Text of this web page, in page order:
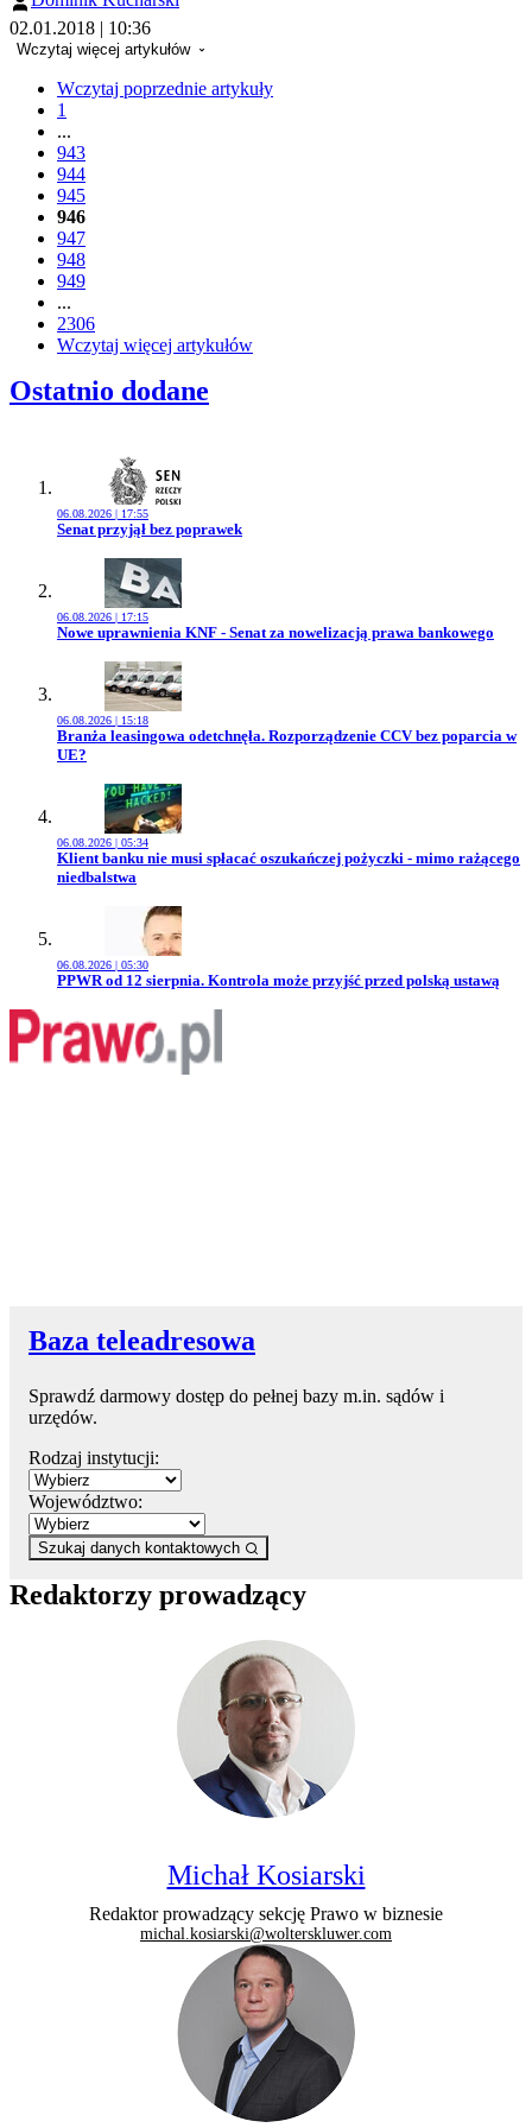
02.01.2018 | 10:36
Wczytaj więcej artykułów
Wczytaj poprzednie artykuły
1
...
943
944
945
946
947
948
949
...
2306
Wczytaj więcej artykułów
Ostatnio dodane
06.08.2026 | 17:55
Przejdź do artykułu:
Senat przyjął bez poprawek
06.08.2026 | 17:15
Przejdź do artykułu:
Nowe uprawnienia KNF - Senat za nowelizacją prawa bankowego
06.08.2026 | 15:18
Przejdź do artykułu:
Branża leasingowa odetchnęła. Rozporządzenie CCV bez poparcia w
UE?
06.08.2026 | 05:34
Przejdź do artykułu:
Klient banku nie musi spłacać oszukańczej pożyczki - mimo rażącego
niedbalstwa
06.08.2026 | 05:30
Przejdź do artykułu:
PPWR od 12 sierpnia. Kontrola może przyjść przed polską ustawą
Baza teleadresowa
Sprawdź darmowy dostęp do pełnej bazy m.in. sądów i
urzędów.
Rodzaj instytucji:
Województwo:
Szukaj danych kontaktowych
Redaktorzy prowadzący
Michał Kosiarski
Redaktor prowadzący sekcję Prawo w biznesie
michal.kosiarski@wolterskluwer.com